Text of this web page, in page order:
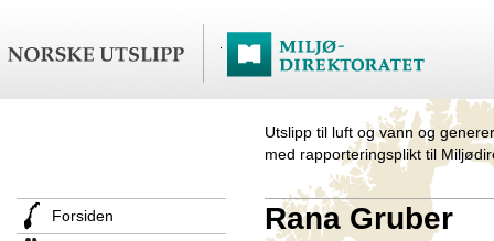
Utslipp til luft og vann og
med rapporteringsplikt til
Forsiden
Rana Gruber